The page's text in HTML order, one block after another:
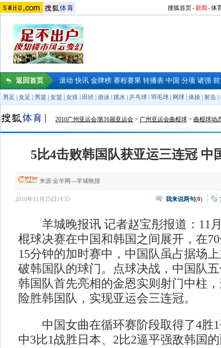
搜狐首页-新闻 -体
返回首页 滚动 快讯 金牌榜 赛程赛果 转播表 中国 分项 诸强
男足 女足 男篮 女篮 女排 田径 游泳 跳水 乒乓球 羽毛球 网球 体操 射击
2010广州亚运会|第16届亚运会 > 广州亚运会曲棍球 > 曲棍球动
5比4击败韩国队获亚运三连冠 中
来源:金羊网—羊城晚报
2010年11月25日14:55 我来说两句(0)
羊城晚报讯 记者赵宝彤报道：11月
棍球决赛在中国和韩国之间展开，在
15分钟的加时赛中，中国队虽占据场
破韩国队的球门。点球决战，中国队
韩国队首先亮相的金恩实则射门中柱
险胜韩国队，实现亚运会三连冠。
中国女曲在循环赛阶段取得了4胜1
中3比1战胜日本、2比2逼平强敌韩国